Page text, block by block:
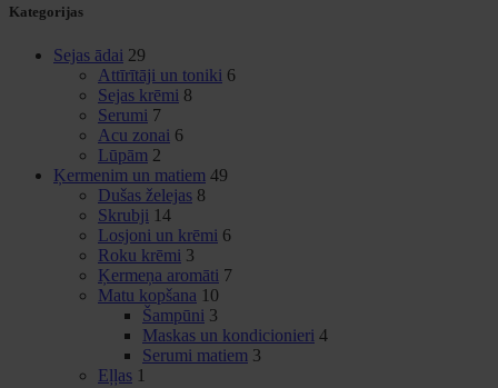
Kategorijas
Sejas ādai 29
Attīrītāji un toniki 6
Sejas krēmi 8
Serumi 7
Acu zonai 6
Lūpām 2
Ķermenim un matiem 49
Dušas želejas 8
Skrubji 14
Losjoni un krēmi 6
Roku krēmi 3
Ķermeņa aromāti 7
Matu kopšana 10
Šampūni 3
Maskas un kondicionieri 4
Serumi matiem 3
Eļļas 1